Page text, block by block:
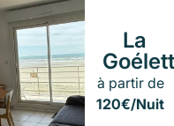
La
à partir de
120€/Nuit